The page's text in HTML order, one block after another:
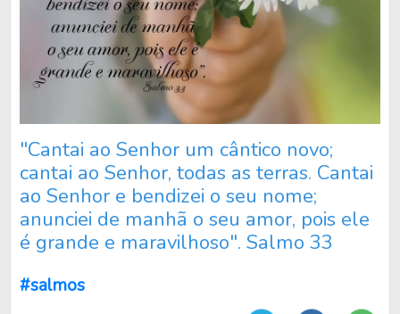
"Cantai ao Senhor um cântico novo;
cantai ao Senhor, todas as terras. Cantai
ao Senhor e bendizei o seu nome;
anunciei de manhã o seu amor, pois ele
é grande e maravilhoso". Salmo 33
#salmos